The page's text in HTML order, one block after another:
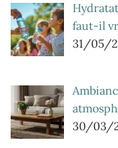
faut-il
31/05/
30/03/